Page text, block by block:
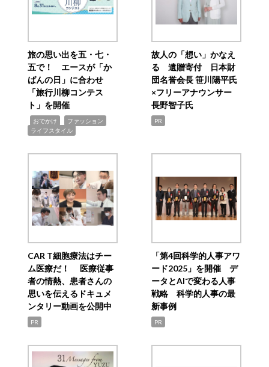
旅の思い出を五・七・
五で！ エースが「か
ばんの日」に合わせ
「旅行川柳コンテス
ト」を開催
おでかけ ファッション
ライフスタイル
故人の「想い」かなえ
る 遺贈寄付 日本財
団名誉会長 笹川陽平氏
×フリーアナウンサー
長野智子氏
PR
CAR T細胞療法はチー
ム医療だ！ 医療従事
者の情熱、患者さんの
思いを伝えるドキュメ
ンタリー動画を公開中
PR
「第4回科学的人事アワ
ード2025」を開催 デ
ータとAIで変わる人事
戦略 科学的人事の最
新事例
PR